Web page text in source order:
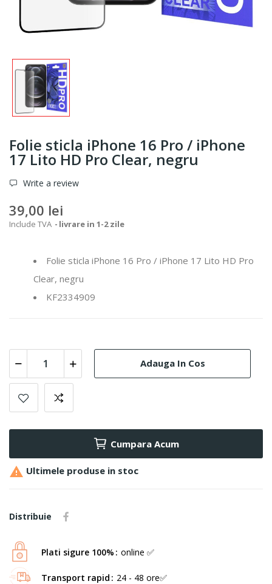
Folie sticla iPhone 16 Pro / iPhone
17 Lito HD Pro Clear, negru
Write a review
39,00 lei
Include TVA livrare in 1-2 zile
Folie sticla iPhone 16 Pro / iPhone 17 Lito HD Pro
Clear, negru
KF2334909
Adauga In Cos
Cumpara Acum
 Ultimele produse in stoc
Distribuie
Plati sigure 100% online ✅
Transport rapid 24 - 48 ore✅